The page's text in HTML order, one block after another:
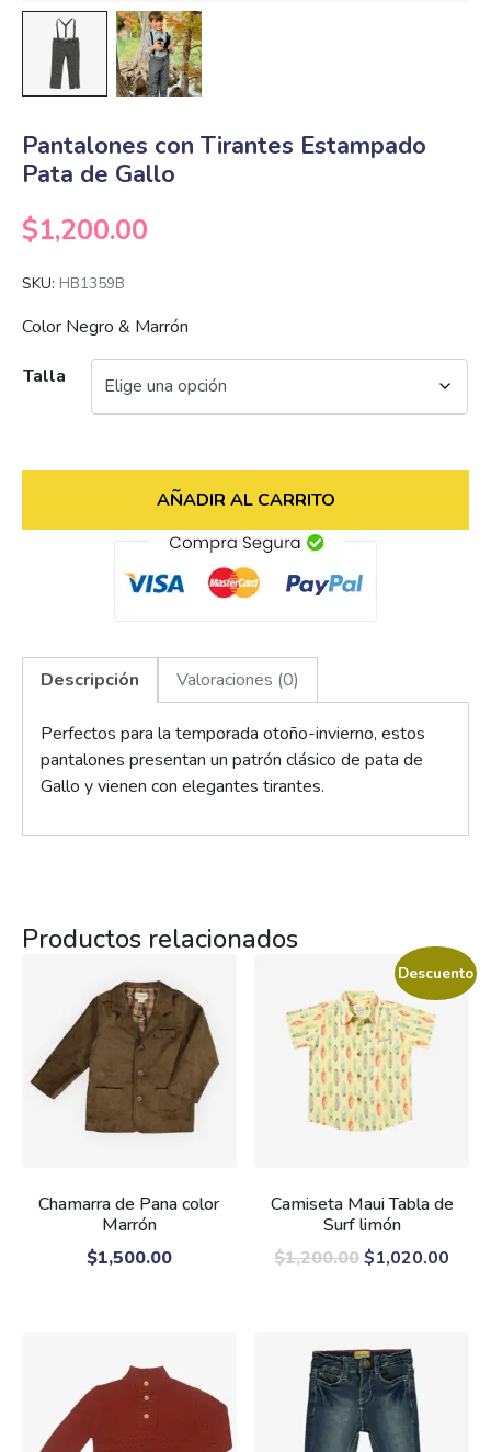
Pantalones con Tirantes Estampado
Pata de Gallo
$1,200.00
SKU: HB1359B
Color Negro & Marrón
Talla
AÑADIR AL CARRITO
Descripción Valoraciones (0)
Perfectos para la temporada otoño-invierno, estos
pantalones presentan un patrón clásico de pata de
Gallo y vienen con elegantes tirantes.
Productos relacionados
Chamarra de Pana color
Marrón
$1,500.00
Descuento
Camiseta Maui Tabla de
Surf limón
$1,200.00$1,020.00